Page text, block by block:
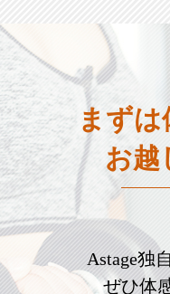
まず
お越
Astage独
ぜひ体